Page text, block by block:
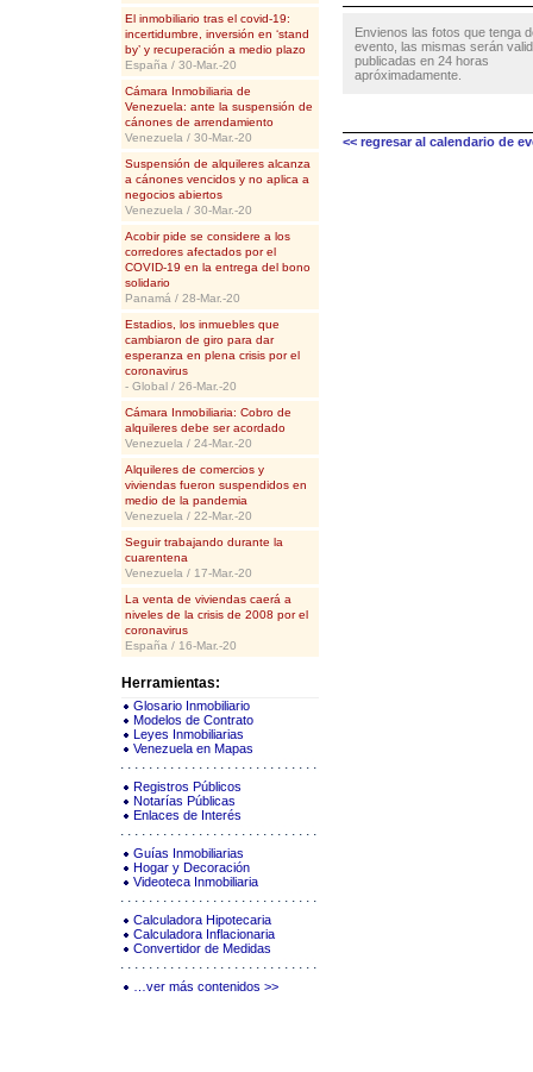
El inmobiliario tras el covid-19:
incertidumbre, inversión en ‘stand
by’ y recuperación a medio plazo
España / 30-Mar.-20
Cámara Inmobiliaria de
Venezuela: ante la suspensión de
cánones de arrendamiento
Venezuela / 30-Mar.-20
Suspensión de alquileres alcanza
a cánones vencidos y no aplica a
negocios abiertos
Venezuela / 30-Mar.-20
Acobir pide se considere a los
corredores afectados por el
COVID-19 en la entrega del bono
solidario
Panamá / 28-Mar.-20
Estadios, los inmuebles que
cambiaron de giro para dar
esperanza en plena crisis por el
coronavirus
- Global / 26-Mar.-20
Cámara Inmobiliaria: Cobro de
alquileres debe ser acordado
Venezuela / 24-Mar.-20
Alquileres de comercios y
viviendas fueron suspendidos en
medio de la pandemia
Venezuela / 22-Mar.-20
Seguir trabajando durante la
cuarentena
Venezuela / 17-Mar.-20
La venta de viviendas caerá a
niveles de la crisis de 2008 por el
coronavirus
España / 16-Mar.-20
Herramientas:
Glosario Inmobiliario
Modelos de Contrato
Leyes Inmobiliarias
Venezuela en Mapas
Registros Públicos
Notarías Públicas
Enlaces de Interés
Guías Inmobiliarias
Hogar y Decoración
Videoteca Inmobiliaria
Calculadora Hipotecaria
Calculadora Inflacionaria
Convertidor de Medidas
…ver más contenidos >>
Envienos las fotos que tenga
evento, las mismas serán
publicadas en 24 horas
apróximadamente.
<< regresar al calendario de